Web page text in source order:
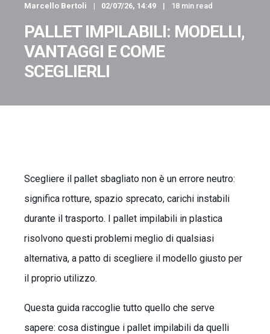
Marcello Bertoli 02/07/26, 14:49 18 min read
PALLET IMPILABILI: MODELLI,
VANTAGGI E COME
SCEGLIERLI
Scegliere il pallet sbagliato non è un errore neutro:
significa rotture, spazio sprecato, carichi instabili
durante il trasporto. I pallet impilabili in plastica
risolvono questi problemi meglio di qualsiasi
alternativa, a patto di scegliere il modello giusto per
il proprio utilizzo.
Questa guida raccoglie tutto quello che serve
sapere: cosa distingue i pallet impilabili da quelli